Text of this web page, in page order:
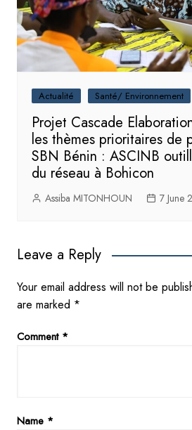
Actualité Santé/ Environnement
Projet Cascade
les thèmes prioritaires de
SBN Bénin : ASCINB
du réseau à Bohicon
Assiba MITONHOUN 7 June
Leave a Reply
Your email address will not be
are marked *
Comment *
Name *